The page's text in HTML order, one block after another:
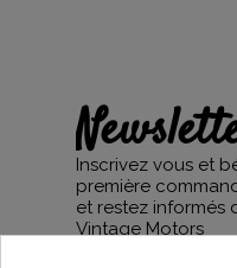
Inscrivez vous et
première
et restez informés
Vintage Motors